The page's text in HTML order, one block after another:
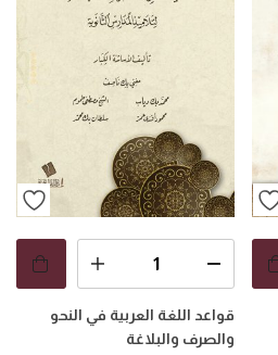
قواعد اللغة العربية في النحو
والصرف والبلاغة